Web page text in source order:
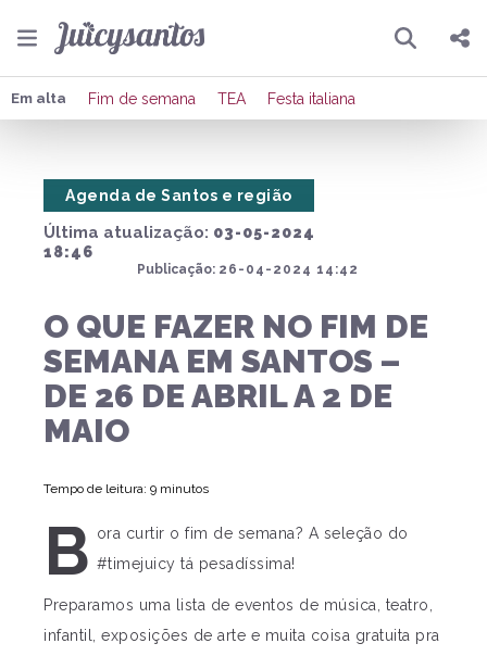
Pesquisar
Compartilhar
Em alta Fim de semana TEA Festa italiana
Última atualização: 03-05-2024
18:46
Publicação: 26-04-2024 14:42
Agenda de Santos e região
O QUE FAZER NO FIM DE
SEMANA EM SANTOS –
DE 26 DE ABRIL A 2 DE
MAIO
Tempo de leitura: 9 minutos
B ora curtir o fim de semana? A seleção do
#timejuicy tá pesadíssima!
Preparamos uma lista de eventos de música, teatro,
infantil, exposições de arte e muita coisa gratuita pra